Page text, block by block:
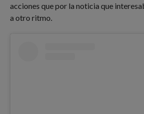
acciones que por la noticia que
a otro ritmo.